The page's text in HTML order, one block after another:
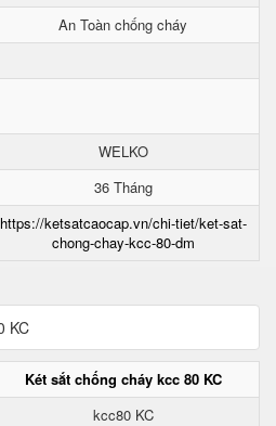
An Toàn chống cháy
WELKO
36 Tháng
https://ketsatcaocap.vn/chi-tiet/ket-sat-
chong-chay-kcc-80-dm
Két sắt chống cháy kcc 80 KC
kcc80 KC